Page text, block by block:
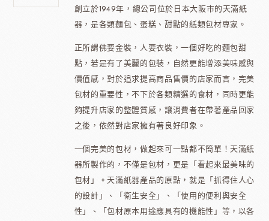
創立於1949年，總公司位於日本大阪市的天滿紙
器，是各類麵包、蛋糕、甜點的紙類包材專家。
正所謂佛要金裝，人要衣裝，一個好吃的麵包甜
點，若是有了美麗的包裝，自然更能增添美味感與
價值感，對於追求提高商品售價的店家而言，完美
包材的重要性，不下於各類精選的食材，同時更能
夠提升店家的整體質感，讓消費者在帶著產品回家
之後，依然對店家擁有著良好印象。
一個完美的包材，做起來可一點都不簡單！天滿紙
器所製作的，不僅是包材，更是「看起來最美味的
包材」。天滿紙器產品的原點，就是「抓得住人心
的設計」、「衛生安全」、「使用的便利與安全
性」、「包材原本用途應具有的機能性」等，以各